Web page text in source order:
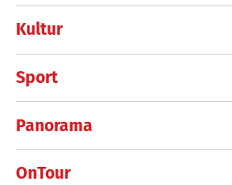
Kultur
Sport
Panorama
OnTour